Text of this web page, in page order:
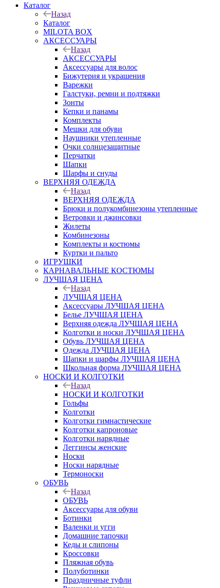
Каталог
Назад
Каталог
MILOTA BOX
АКСЕССУАРЫ
Назад
АКСЕССУАРЫ
Аксессуары для волос
Бижутерия и украшения
Варежки
Галстуки, ремни и подтяжки
Зонты
Кепки и панамы
Комплекты
Мешки для обуви
Наушники утепленные
Очки солнцезащитные
Перчатки
Шапки
Шарфы и снуды
ВЕРХНЯЯ ОДЕЖДА
Назад
ВЕРХНЯЯ ОДЕЖДА
Брюки и полукомбинезоны утепленные
Ветровки и джинсовки
Жилеты
Комбинезоны
Комплекты и костюмы
Куртки и пальто
ИГРУШКИ
КАРНАВАЛЬНЫЕ КОСТЮМЫ
ЛУЧШАЯ ЦЕНА
Назад
ЛУЧШАЯ ЦЕНА
Аксессуары ЛУЧШАЯ ЦЕНА
Белье ЛУЧШАЯ ЦЕНА
Верхняя одежда ЛУЧШАЯ ЦЕНА
Колготки и носки ЛУЧШАЯ ЦЕНА
Обувь ЛУЧШАЯ ЦЕНА
Одежда ЛУЧШАЯ ЦЕНА
Шапки и шарфы ЛУЧШАЯ ЦЕНА
Школьная форма ЛУЧШАЯ ЦЕНА
НОСКИ И КОЛГОТКИ
Назад
НОСКИ И КОЛГОТКИ
Гольфы
Колготки
Колготки гимнастические
Колготки капроновые
Колготки нарядные
Леггинсы женские
Носки
Носки нарядные
Термоноски
ОБУВЬ
Назад
ОБУВЬ
Аксессуары для обуви
Ботинки
Валенки и угги
Домашние тапочки
Кеды и слипоны
Кроссовки
Пляжная обувь
Полуботинки
Праздничные туфли